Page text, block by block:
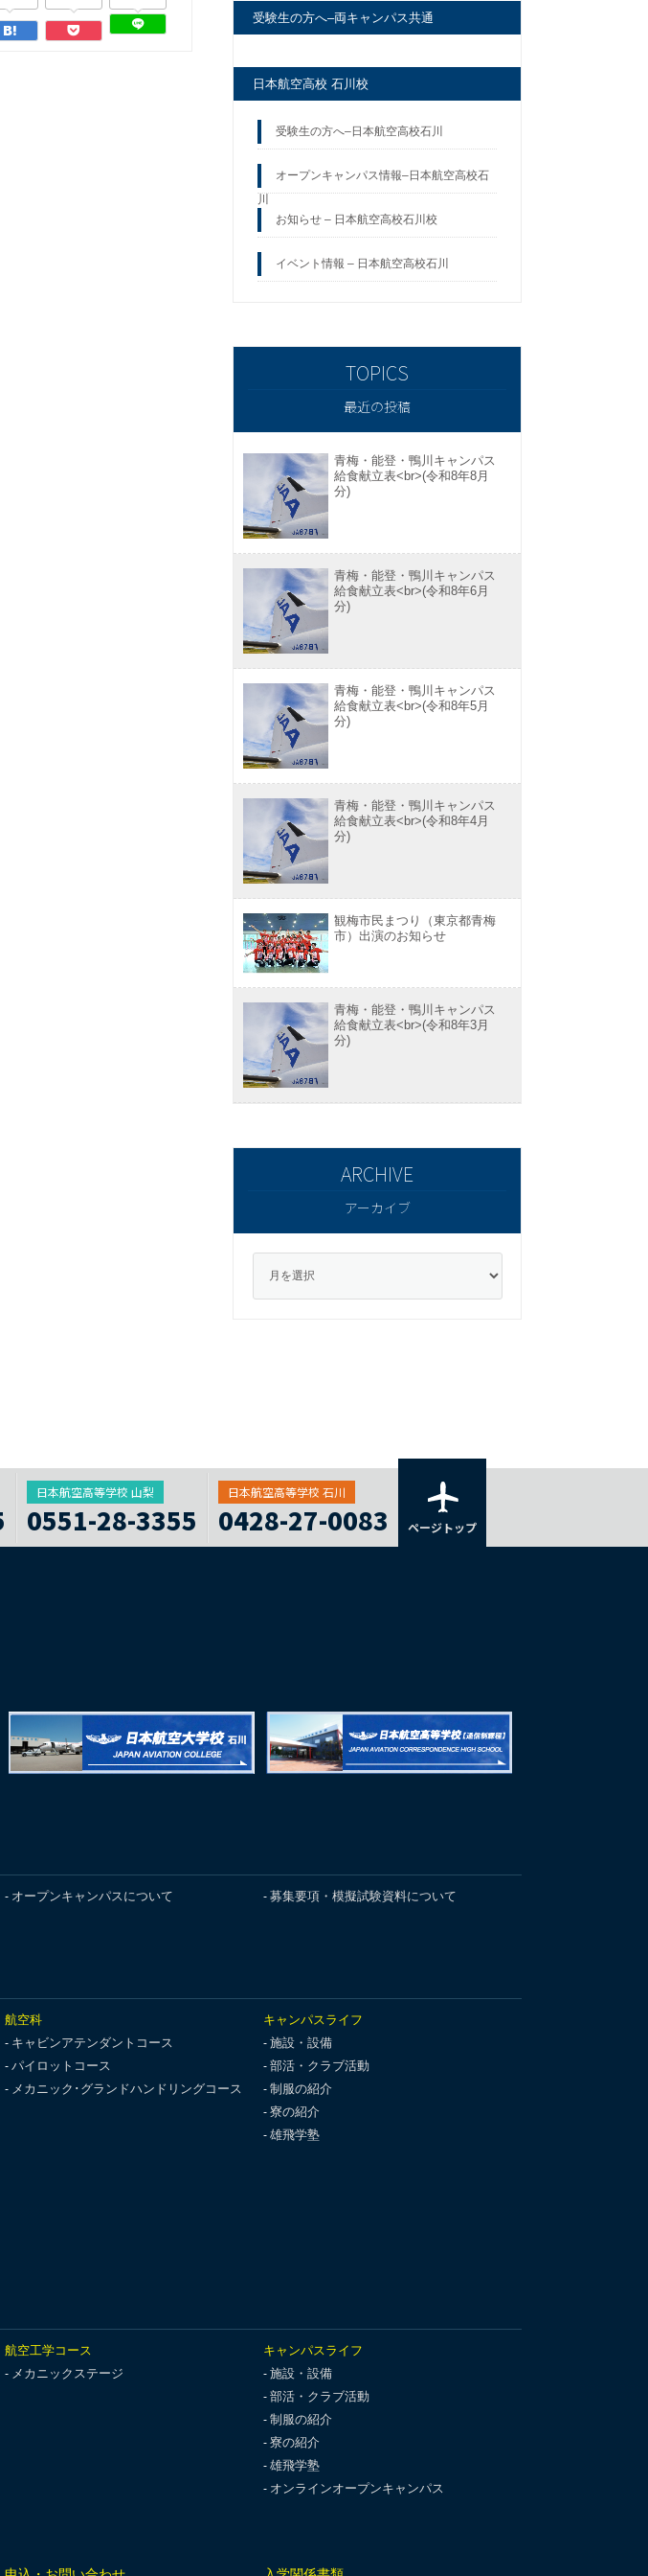
受験生の方へ–両キャンパス共通
日本航空高校 石川校
受験生の方へ–日本航空高校石川
オープンキャンパス情報–日本航空高校石
川
お知らせ – 日本航空高校石川校
イベント情報 – 日本航空高校石川
最近の投稿
青梅・能登・鴨川キャンパス
給食献立表<br>(令和8年8月
分)
青梅・能登・鴨川キャンパス
給食献立表<br>(令和8年6月
分)
青梅・能登・鴨川キャンパス
給食献立表<br>(令和8年5月
分)
青梅・能登・鴨川キャンパス
給食献立表<br>(令和8年4月
分)
観梅市民まつり（東京都青梅
市）出演のお知らせ
青梅・能登・鴨川キャンパス
給食献立表<br>(令和8年3月
分)
アーカイブ
日本航空高等学校 山梨
0551-28-3355
日本航空高等学校 石川
0428-27-0083 ページトップ
オープンキャンパスについて 募集要項・模擬試験資料について
航空科
キャビンアテンダントコース
パイロットコース
メカニック･グランドハンドリングコース
キャンパスライフ
施設・設備
部活・クラブ活動
制服の紹介
寮の紹介
雄飛学塾
航空工学コース
メカニックステージ
キャンパスライフ
施設・設備
部活・クラブ活動
制服の紹介
寮の紹介
雄飛学塾
オンラインオープンキャンパス